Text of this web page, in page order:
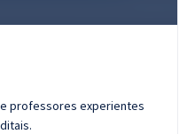
professores experientes